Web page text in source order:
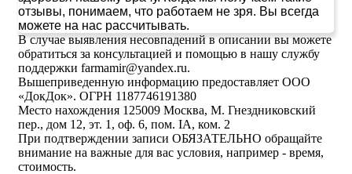
отзывы, понимаем, что работаем не зря. Вы всегда
можете на нас рассчитывать.
В случае выявления несовпадений в описании вы можете
обратиться за консультацией и помощью в нашу службу
поддержки farmamir@yandex.ru.
Вышеприведенную информацию предоставляет ООО
«ДокДок». ОГРН 1187746191380
Место нахождения 125009 Москва, М. Гнездниковский
пер., дом 12, эт. 1, оф. 6, пом. IA, ком. 2
При подтверждении записи ОБЯЗАТЕЛЬНО обращайте
внимание на важные для вас условия, например - время,
стоимость.